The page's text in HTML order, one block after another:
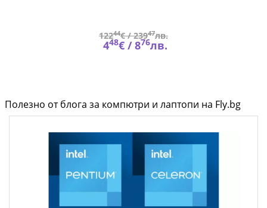
12244€ /23947лв.
448€ /876лв.
Полезно от блога за компютри и лаптопи на Fly.bg